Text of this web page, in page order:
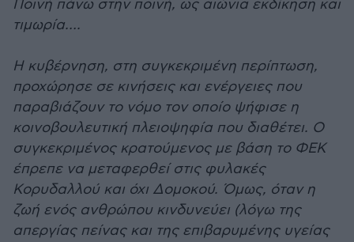
Ποινή πάνω στην ποινή, ως αιώνια εκδίκηση και
τιμωρία….
Η κυβέρνηση, στη συγκεκριμένη περίπτωση,
προχώρησε σε κινήσεις και ενέργειες που
παραβιάζουν το νόμο τον οποίο ψήφισε η
κοινοβουλευτική πλειοψηφία που διαθέτει. Ο
συγκεκριμένος κρατούμενος με βάση το ΦΕΚ
έπρεπε να μεταφερθεί στις φυλακές
Κορυδαλλού και όχι Δομοκoύ. Όμως, όταν η
ζωή ενός ανθρώπου κινδυνεύει (λόγω της
απεργίας πείνας και της επιβαρυμένης υγείας